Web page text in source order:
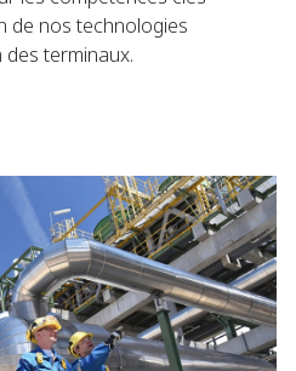
de nos technologies
des terminaux.